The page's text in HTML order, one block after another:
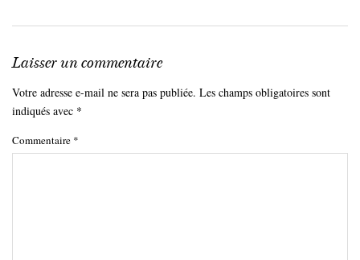
Laisser un commentaire
Votre adresse e-mail ne sera pas publiée. Les champs obligatoires sont
indiqués avec *
Commentaire *